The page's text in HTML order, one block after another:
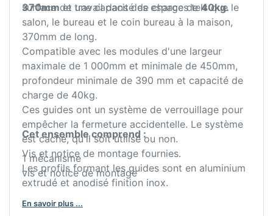
370mmet une capacité de charge de40kg.
surface de travail dans des espaces tels que le
salon, le bureau et le coin bureau à la maison,
370mm de long.
Compatible avec les modules d'une largeur
maximale de 1 000mm et minimale de 450mm,
profondeur minimale de 390 mm et capacité de
charge de 40kg.
Ces guides ont un système de verrouillage pour
empêcher la fermeture accidentelle. Le système
est caché, qu'il soit utilisé ou non.
Vis et notice de montage fournies.
Les profils formant les guides sont en aluminium
extrudé et anodisé finition inox.
Cet ensemble comprend :
1 mécanisme
vis et notice de montage
En savoir plus ...